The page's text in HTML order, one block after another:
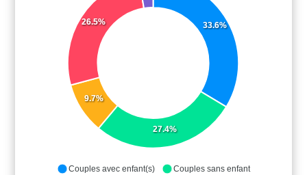
33.6%
27.4%
9.7%
26.5%
Couples avec enfant(s)
Couples sans enfant